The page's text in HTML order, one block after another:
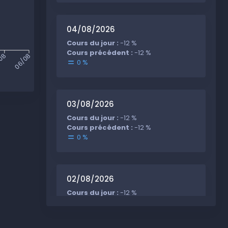
06/08
04/08/2026
Cours du jour :-12 %
Cours précédent :-12 %
0 %
03/08/2026
Cours du jour :-12 %
Cours précédent :-12 %
0 %
02/08/2026
Cours du jour :-12 %